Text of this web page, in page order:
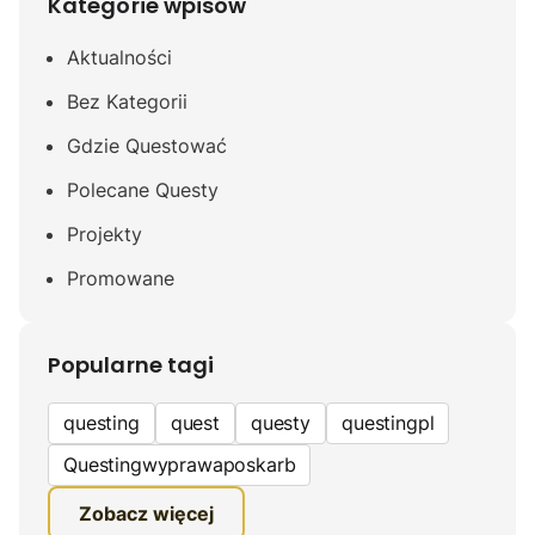
Aktualności
Bez Kategorii
Gdzie Questować
Polecane Questy
Projekty
Promowane
Popularne tagi
questing quest questy
questingpl
Questingwyprawaposkarb
edukacyjna gra terenowa
Zobacz więcej